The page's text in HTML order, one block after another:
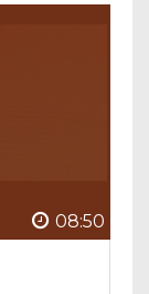
08:50